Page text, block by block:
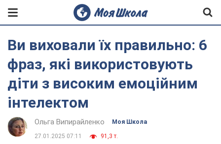
Ви виховали їх правильно: 6
фраз, які використовують
діти з високим емоційним
інтелектом
Ольга Випирайленко Моя Школа
27.01.2025 07:11 91,3 т.